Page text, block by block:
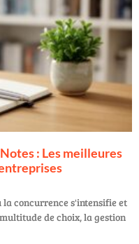
: Les meilleures
concurrence s'intensifie et
de choix, la gestion